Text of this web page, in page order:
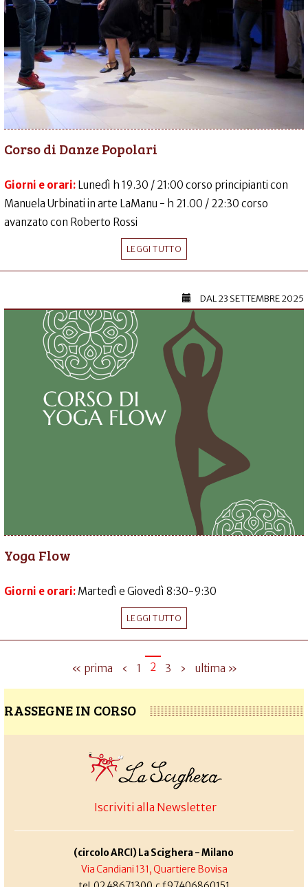
Corso di Danze Popolari
Giorni e orari: Lunedì h 19.30 / 21:00 corso principianti con
Manuela Urbinati in arte LaManu - h 21.00 / 22:30 corso
avanzato con Roberto Rossi
LEGGI TUTTO
DAL23 SETTEMBRE 2025
Yoga Flow
Giorni e orari: Martedì e Giovedì 8:30-9:30
LEGGI TUTTO
« prima ‹ 1 2 3 › ultima »
RASSEGNE IN CORSO
Iscriviti alla Newsletter
(circolo ARCI) La Scighera - Milano
Via Candiani 131, Quartiere Bovisa